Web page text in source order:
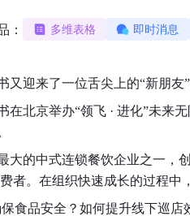
： 多维表格 即时消息
又迎来了一位舌尖上的“新朋友”
在北京举办“领飞 · 进化”未
大的中式连锁餐饮企业之一，
者。在组织快速成长的过程中
食品安全？如何提升线下巡店